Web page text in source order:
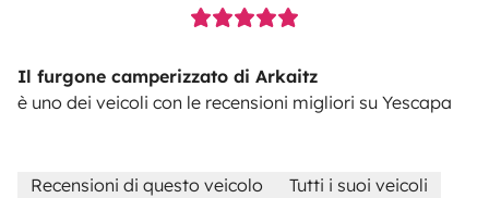
Il furgone camperizzato di Arkaitz
è uno dei veicoli con le recensioni migliori su Yescapa
Recensioni di questo veicolo Tutti i suoi veicoli